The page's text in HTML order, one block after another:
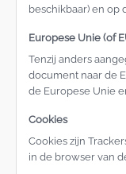
beschikbaar) en op
Europese Unie (of
Tenzij anders
document naar de
de Europese Unie
Cookies
Cookies zijn
in de browser van